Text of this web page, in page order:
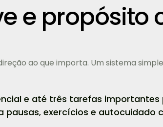
e propósito
ao que importa. Um sistema
e até três tarefas importantes
pausas, exercícios e autocuidado